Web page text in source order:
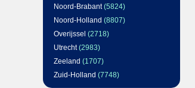
Noord-Brabant(5824)
Noord-Holland (8807)
Overijssel (2718)
Utrecht(2983)
Zeeland (1707)
Zuid-Holland (7748)